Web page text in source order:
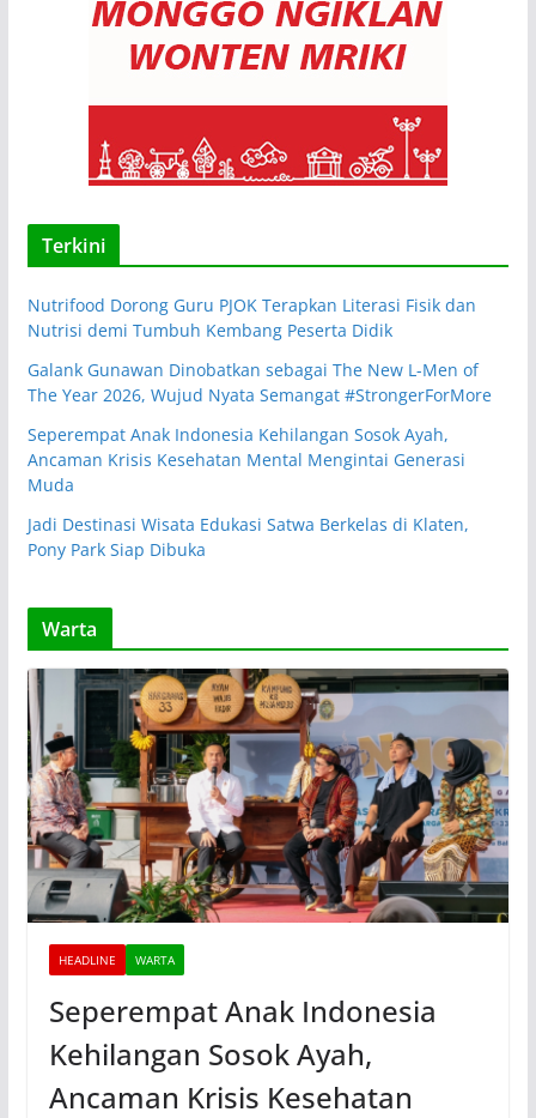
Terkini
Nutrifood Dorong Guru PJOK Terapkan Literasi Fisik dan
Nutrisi demi Tumbuh Kembang Peserta Didik
Galank Gunawan Dinobatkan sebagai The New L-Men of
The Year 2026, Wujud Nyata Semangat #StrongerForMore
Seperempat Anak Indonesia Kehilangan Sosok Ayah,
Ancaman Krisis Kesehatan Mental Mengintai Generasi
Muda
Jadi Destinasi Wisata Edukasi Satwa Berkelas di Klaten,
Pony Park Siap Dibuka
Warta
HEADLINE WARTA
Seperempat Anak Indonesia
Kehilangan Sosok Ayah,
Ancaman Krisis Kesehatan